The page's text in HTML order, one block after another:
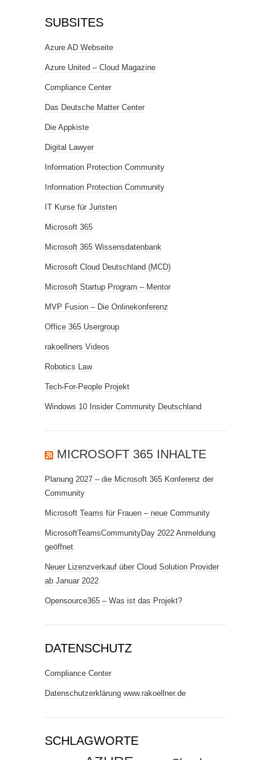
SUBSITES
Azure AD Webseite
Azure United – Cloud Magazine
Compliance Center
Das Deutsche Matter Center
Die Appkiste
Digital Lawyer
Information Protection Community
Information Protection Community
IT Kurse für Juristen
Microsoft 365
Microsoft 365 Wissensdatenbank
Microsoft Cloud Deutschland (MCD)
Microsoft Startup Program – Mentor
MVP Fusion – Die Onlinekonferenz
Office 365 Usergroup
rakoellners Videos
Robotics Law
Tech-For-People Projekt
Windows 10 Insider Community Deutschland
MICROSOFT 365 INHALTE
Planung 2027 – die Microsoft 365 Konferenz der
Community
Microsoft Teams für Frauen – neue Community
MicrosoftTeamsCommunityDay 2022 Anmeldung
geöffnet
Neuer Lizenzverkauf über Cloud Solution Provider
ab Januar 2022
Opensource365 – Was ist das Projekt?
DATENSCHUTZ
Compliance Center
Datenschutzerklärung www.rakoellner.de
SCHLAGWORTE